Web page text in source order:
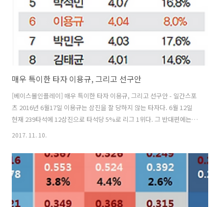
매우 특이한 타자 이용규, 그리고 선구안
[베이스볼인플레이] 매우 특이한 타자 이용규, 그리고 선구안 - 일간스포
츠 2016년 6월17일 이용규는 삼진을 잘 당하지 않는 타자다. 6월 12일
현재 239타석에 12삼진으로 타석당 5%로 리그 1위다. 그 반대편에는
최준석이 있다. 타석당 삼진비율이 27.1%다. 리그 평균은(17.3%)을 크
나쁘다고 말한다. 그렇다면 이용규는 선구안이 좋은, 눈이 좋은 타자일
까. 삼진을 당하지 않기 위해서는 세 가지 방법이 있다.올해 타석당 삼진
비율에서 이용규 다음으로 낮은 선수가 김성현으로 6.2%다. 그런데 김
성현은 전체 225타석 중 2스트라이크(S) 전에 타격한 타석이 65%이고,
타석당 투구수가 3.3개로 규정타석 타자 중 가장 적다...
2017. 11. 10.